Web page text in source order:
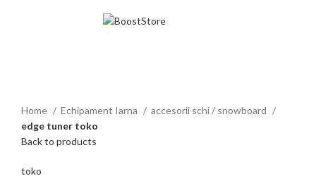
Home
Echipament Iarna
accesorii schi / snowboard
edge tuner toko
Back to products
toko